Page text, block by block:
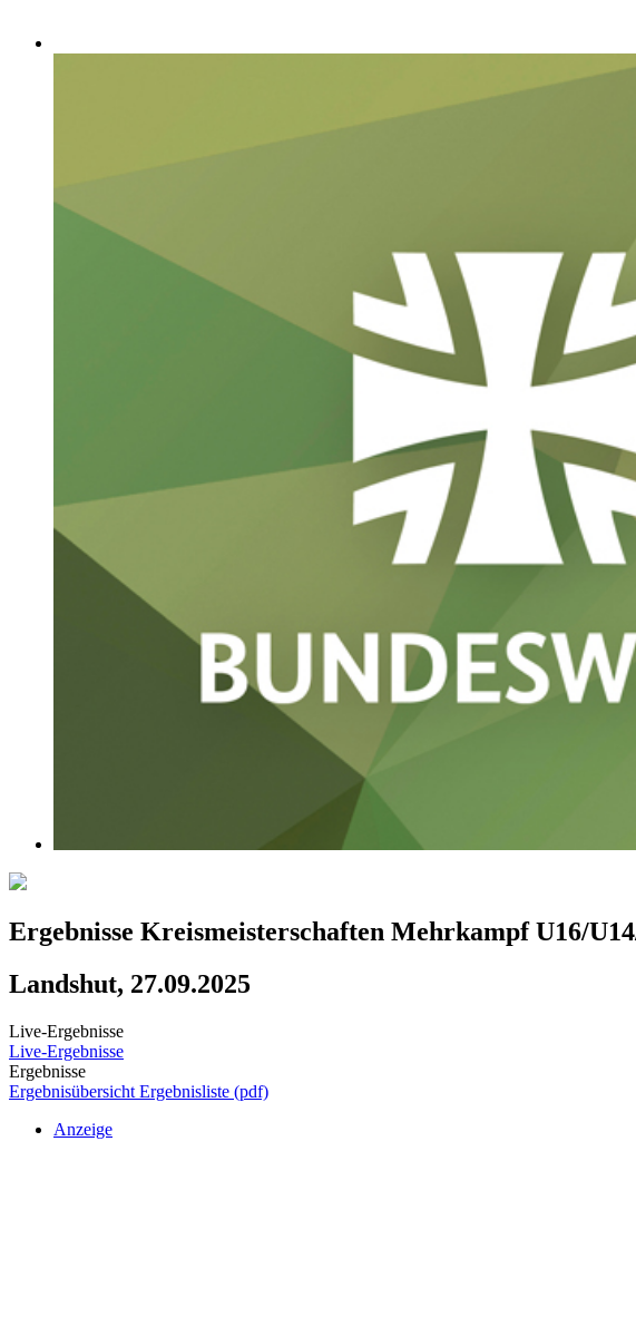
Ergebnisse Kreismeisterschaften Mehrkampf U16/
Landshut, 27.09.2025
Live-Ergebnisse
Live-Ergebnisse
Ergebnisse
Ergebnisübersicht Ergebnisliste (pdf)
Anzeige